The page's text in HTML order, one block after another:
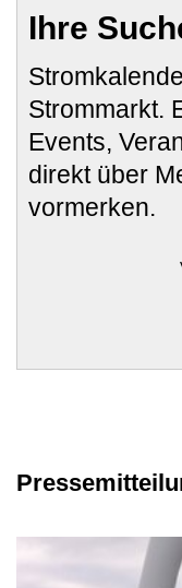
Ihre
Strommarkt.
Events,
direkt über
vormerken.